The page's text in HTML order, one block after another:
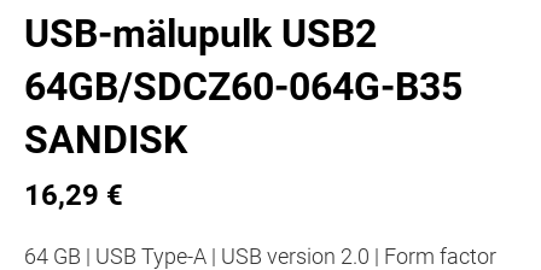
USB-mälupulk USB2
64GB/SDCZ60-064G-B35
SANDISK
16,29 €
64 GB | USB Type-A | USB version 2.0 | Form factor